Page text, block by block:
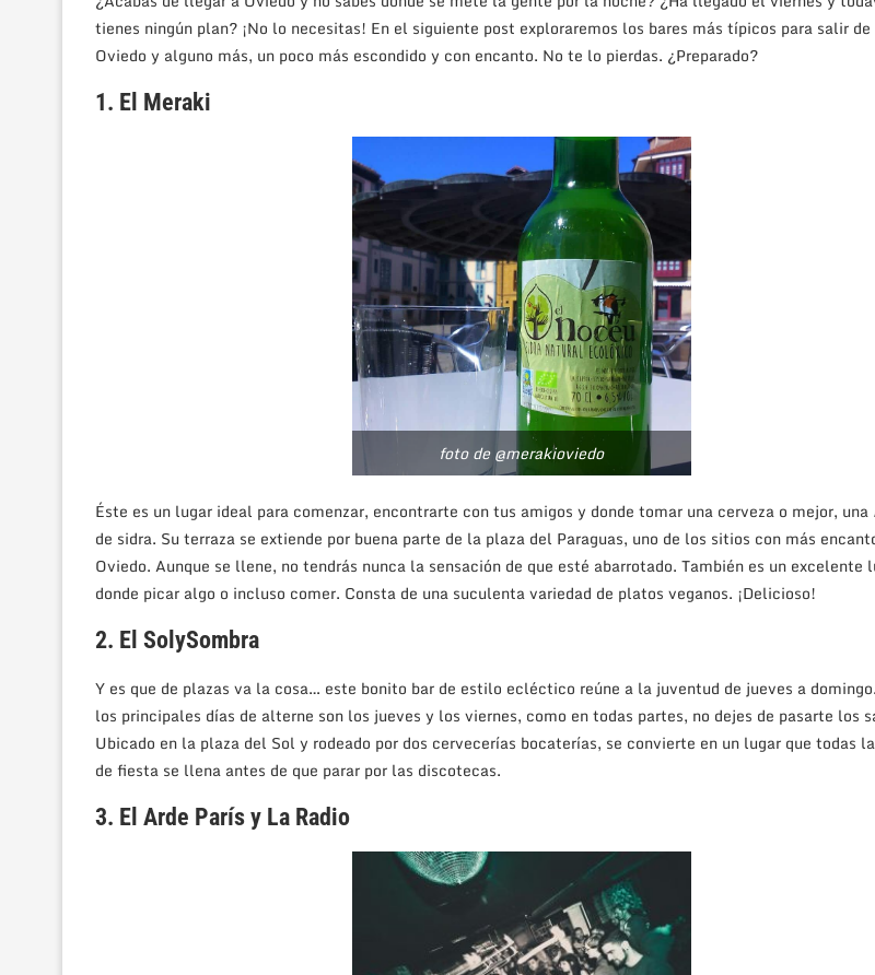
tienes ningún plan? ¡No lo necesitas! En el siguiente post exploraremos los bares más típicos para salir de
Oviedo y alguno más, un poco más escondido y con encanto. No te lo pierdas. ¿Preparado?
1. El Meraki
foto de @merakioviedo
Éste es un lugar ideal para comenzar, encontrarte con tus amigos y donde tomar una cerveza o mejor, una
de sidra. Su terraza se extiende por buena parte de la plaza del Paraguas, uno de los sitios con más
Oviedo. Aunque se llene, no tendrás nunca la sensación de que esté abarrotado. También es un excelente
donde picar algo o incluso comer. Consta de una suculenta variedad de platos veganos. ¡Delicioso!
2. El SolySombra
Y es que de plazas va la cosa… este bonito bar de estilo ecléctico reúne a la juventud de jueves a
los principales días de alterne son los jueves y los viernes, como en todas partes, no dejes de pasarte los
Ubicado en la plaza del Sol y rodeado por dos cervecerías bocaterías, se convierte en un lugar que todas
de fiesta se llena antes de que parar por las discotecas.
3. El Arde París y La Radio